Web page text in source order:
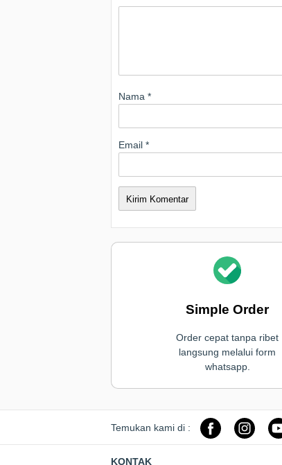
Nama *
Email *
Simple Order
Order cepat tanpa ribet
langsung melalui form
whatsapp.
Temukan kami di :
KONTAK